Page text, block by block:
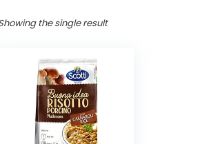
the single result